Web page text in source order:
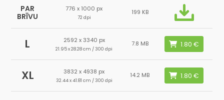
PAR
BRĪVU
776 x 1000 px
72 dpi
199 KB
L 2592 x 3340 px
21.95 x 28.28 cm / 300 dpi
7.8 MB
XL 3832 x 4938 px
32.44 x 41.81 cm / 300 dpi
14.2 MB